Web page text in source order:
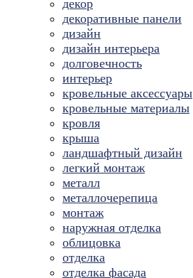
декор
декоративные панели
дизайн
дизайн интерьера
долговечность
интерьер
кровельные аксессуары
кровельные материалы
кровля
крыша
ландшафтный дизайн
легкий монтаж
металл
металлочерепица
монтаж
наружная отделка
облицовка
отделка
отделка фасада